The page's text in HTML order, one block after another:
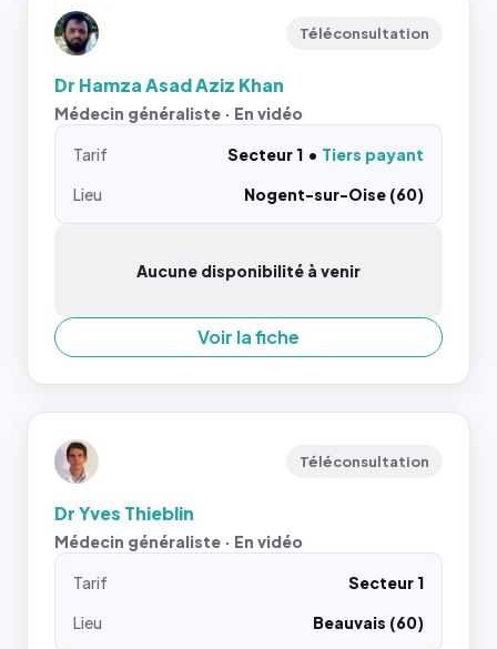
Téléconsultation
Dr Hamza Asad Aziz Khan
Médecin généraliste · En vidéo
Tarif Secteur 1
Tiers payant
Lieu
Nogent-sur-Oise (60)
Aucune disponibilité à venir
Voir la fiche
Téléconsultation
Dr Yves Thieblin
Médecin généraliste · En vidéo
Tarif
Secteur 1
Lieu
Beauvais (60)